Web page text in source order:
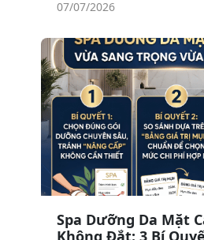
07/07/2026
Spa Dưỡng Da Mặt
Không Đắt: 3 Bí